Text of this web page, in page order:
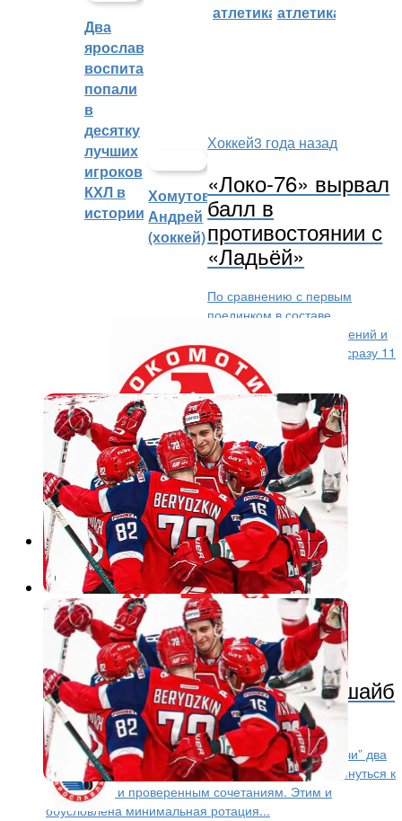
Два
ярославских
воспитанника
попали
в
десятку
лучших
игроков
КХЛ в
истории
атлетика)атлетика)
Хомутов
Андрей
(хоккей)
Хоккей3 года назад
«Локо-76» вырвал
балл в
противостоянии с
«Ладьёй»
По сравнению с первым
поединком в составе
ярославцев произошло большое количество изменений и
перестановок – в общей сложности в заявке было сразу 11
новых хоккеистов, включая...
Хоккей 3 года назад
«Локомотив» пропустил пять шайб
от минского «Динамо»
После досадной осечки в домашней встрече с “Сочи” два
дня назад тренерский штаб ярославцев решил вернуться к
привычным и проверенным сочетаниям. Этим и
обусловлена минимальная ротация...